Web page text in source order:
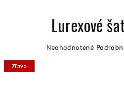
Lurexové
Priemerné
Neohodnotené
Zľava